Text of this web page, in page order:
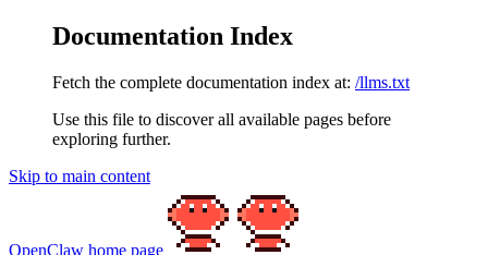
Documentation Index
Fetch the complete documentation index at: /llms.txt
Use this file to discover all available pages before
exploring further.
Skip to main content
OpenClaw home page